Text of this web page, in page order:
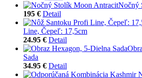
Nočný
195 € Detail
Line, Čepeľ: 17,5cm
24.95 € Detail
Sada
34.95 € Detail